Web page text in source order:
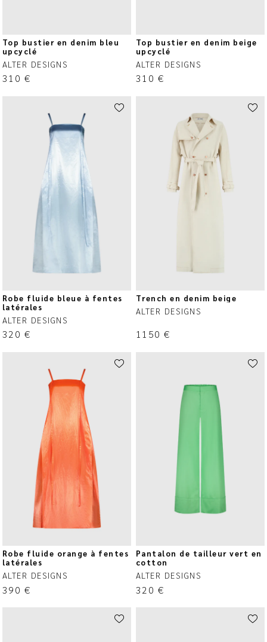
Top bustier en denim bleu
upcyclé
ALTER DESIGNS
310 €
Top bustier en denim beige
upcyclé
ALTER DESIGNS
310 €
Robe fluide bleue à fentes
latérales
ALTER DESIGNS
320 €
Trench en denim beige
ALTER DESIGNS
1150€
Robe fluide orange à fentes
latérales
ALTER DESIGNS
390 €
Pantalon de tailleur vert en
cotton
ALTER DESIGNS
320 €